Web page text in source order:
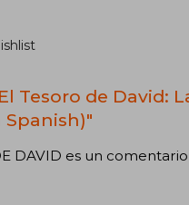
Tesoro de David:
Spanish)"
DAVID es un